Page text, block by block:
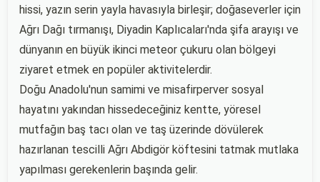
hissi, yazın serin yayla havasıyla birleşir; doğaseverler için
Ağrı Dağı tırmanışı, Diyadin Kaplıcaları'nda şifa arayışı ve
dünyanın en büyük ikinci meteor çukuru olan bölgeyi
ziyaret etmek en popüler aktivitelerdir.
Doğu Anadolu'nun samimi ve misafirperver sosyal
hayatını yakından hissedeceğiniz kentte, yöresel
mutfağın baş tacı olan ve taş üzerinde dövülerek
hazırlanan tescilli Ağrı Abdigör köftesini tatmak mutlaka
yapılması gerekenlerin başında gelir.